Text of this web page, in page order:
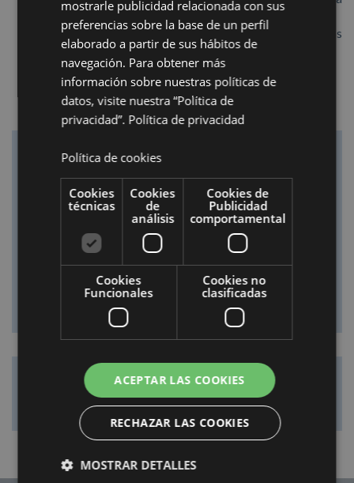
¡No te pierdas nada!
Luque Cruz (Policía Nacional)
13:45 - 13:50 | Fin segunda jornada: Nos despedimos
tras dos días intensos de aprendizaje y networking.
mostrarle publicidad relacionada con sus
preferencias sobre la base de un perfil
elaborado a partir de sus hábitos de
navegación. Para obtener más
información sobre nuestras políticas de
datos, visite nuestra “Política de
privacidad”. Política de privacidad
Política de cookies
Cookies
técnicas
Cookies
de
análisis
Cookies de
Publicidad
comportamental
Cookies
Funcionales
Cookies no
clasificadas
ACEPTAR LAS COOKIES
RECHAZAR LAS COOKIES
MOSTRAR DETALLES